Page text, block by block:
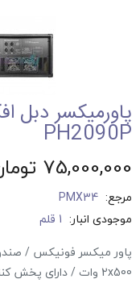
PH2090P
75,000,000 تومان
مرجع: PMX34
موجودی انبار: 1 قلم
2x500 وات / دارای پخش کننده فلش و بلوتوث